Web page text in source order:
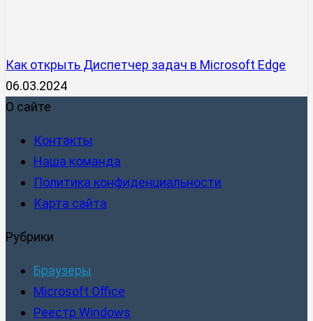
Как открыть Диспетчер задач в Microsoft Edge
06.03.2024
О сайте
Контакты
Наша команда
Политика конфиденциальности
Карта сайта
Рубрики
Браузеры
Microsoft Office
Реестр Windows